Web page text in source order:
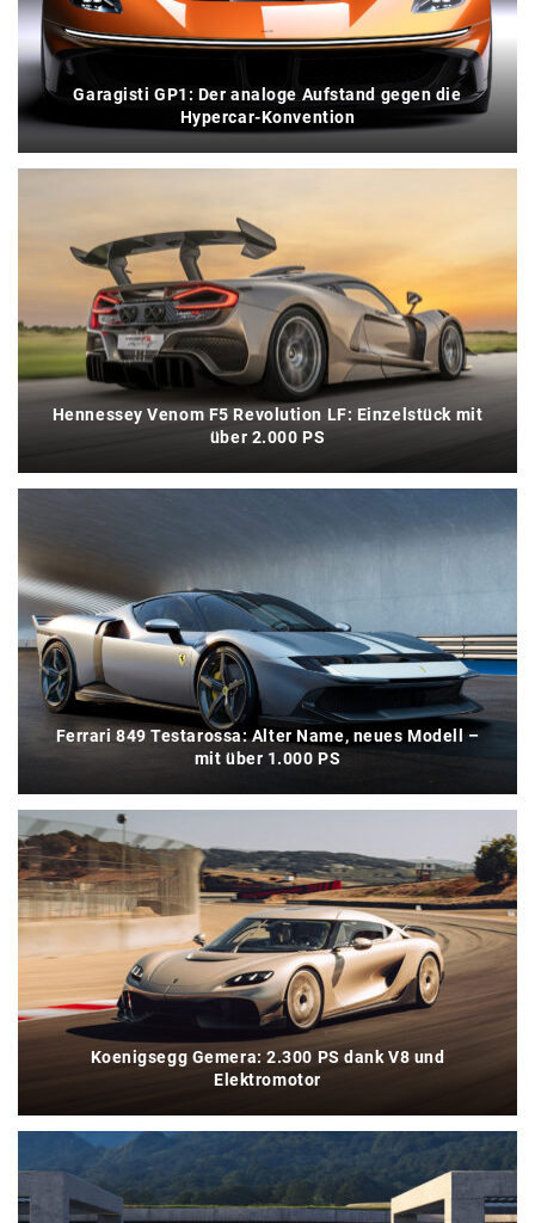
Garagisti GP1: Der analoge Aufstand gegen die
Hypercar-Konvention
Hennessey Venom F5 Revolution LF: Einzelstück mit
über 2.000 PS
Ferrari 849 Testarossa: Alter Name, neues Modell –
mit über 1.000 PS
Koenigsegg Gemera: 2.300 PS dank V8 und
Elektromotor